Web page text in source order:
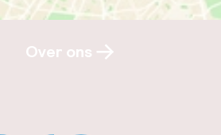
Over ons